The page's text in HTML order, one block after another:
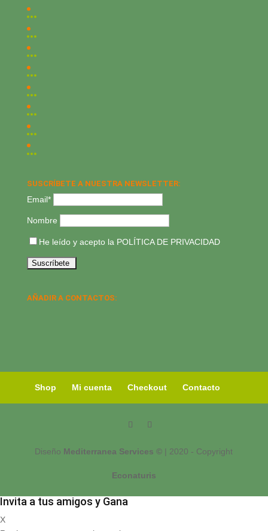
SUSCRÍBETE A NUESTRA NEWSLETTER:
Email*
Nombre
He leído y acepto la POLÍTICA DE PRIVACIDAD
AÑADIR A CONTACTOS:
Shop Mi cuenta Checkout Contacto
Diseño Mediterranea Services © | 2020 - Copyright
Econaturis
Invita a tus amigos y Gana
X